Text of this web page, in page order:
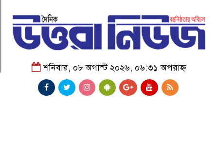
শনিবার, ০৮ অগাস্ট ২০২৬, ০৬:৩১ অপরাহ্ন